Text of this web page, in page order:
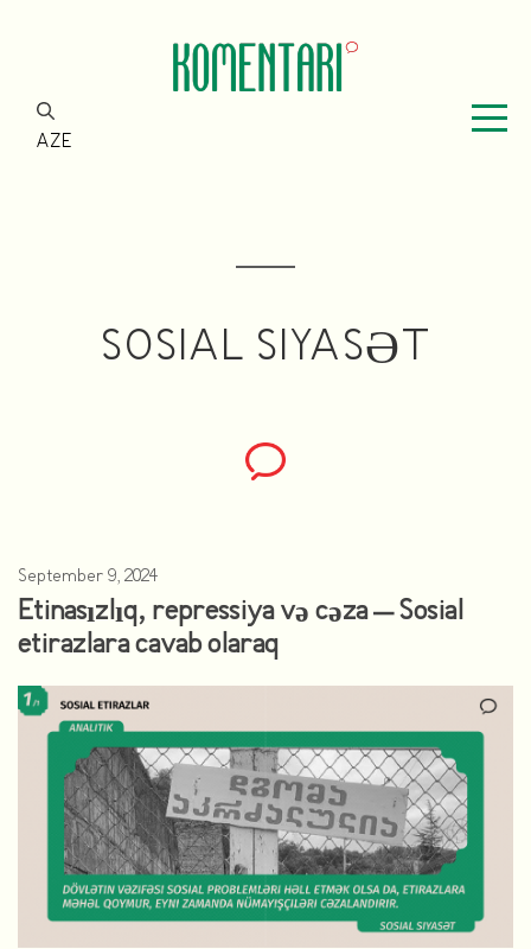
AZE
SOSIAL SIYASƏT
September 9, 2024
Etinasızlıq, repressiya və cəza – Sosial
etirazlara cavab olaraq